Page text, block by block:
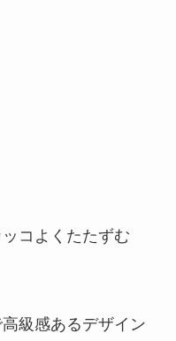
コよくたたずむ
級感あるデザイン